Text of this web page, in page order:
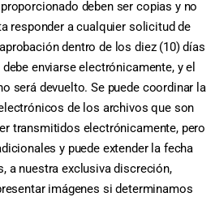
deben ser copias y no
responder a cualquier solicitud de
dentro de los diez (10) días
enviarse electrónicamente, y el
será devuelto. Se puede coordinar la
de los archivos que son
transmitidos electrónicamente, pero
y puede extender la fecha
a nuestra exclusiva discreción,
imágenes si determinamos